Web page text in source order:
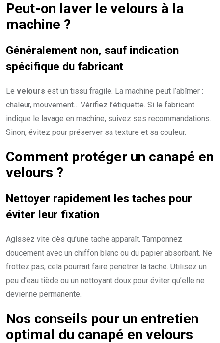
Peut-on laver le velours à la
machine ?
Généralement non, sauf indication
spécifique du fabricant
Le velours est un tissu fragile. La machine peut l’abîmer :
chaleur, mouvement… Vérifiez l’étiquette. Si le fabricant
indique le lavage en machine, suivez ses recommandations.
Sinon, évitez pour préserver sa texture et sa couleur.
Comment protéger un canapé en
velours ?
Nettoyer rapidement les taches pour
éviter leur fixation
Agissez vite dès qu’une tache apparaît. Tamponnez
doucement avec un chiffon blanc ou du papier absorbant. Ne
frottez pas, cela pourrait faire pénétrer la tache. Utilisez un
peu d’eau tiède ou un nettoyant doux pour éviter qu’elle ne
devienne permanente.
Nos conseils pour un entretien
optimal du canapé en velours